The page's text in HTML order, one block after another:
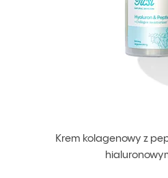
Krem kolagenowy z